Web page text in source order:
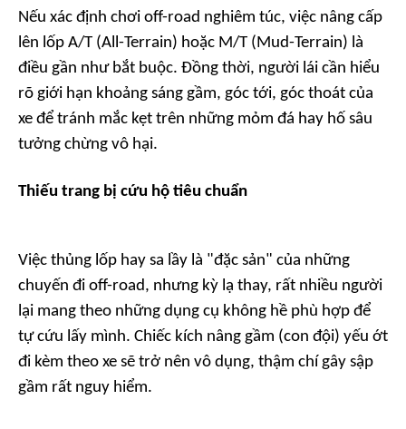
Nếu xác định chơi off-road nghiêm túc, việc nâng cấp
lên lốp A/T (All-Terrain) hoặc M/T (Mud-Terrain) là
điều gần như bắt buộc. Đồng thời, người lái cần hiểu
rõ giới hạn khoảng sáng gầm, góc tới, góc thoát của
xe để tránh mắc kẹt trên những mỏm đá hay hố sâu
tưởng chừng vô hại.
Thiếu trang bị cứu hộ tiêu chuẩn
Việc thủng lốp hay sa lầy là "đặc sản" của những
chuyến đi off-road, nhưng kỳ lạ thay, rất nhiều người
lại mang theo những dụng cụ không hề phù hợp để
tự cứu lấy mình. Chiếc kích nâng gầm (con đội) yếu ớt
đi kèm theo xe sẽ trở nên vô dụng, thậm chí gây sập
gầm rất nguy hiểm.